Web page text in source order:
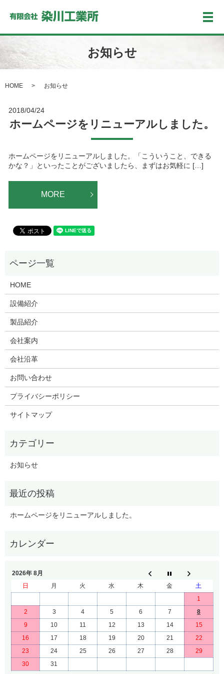
メ
お知らせ
HOME お知らせ
2018/04/24
ホームページをリニューアルしました。
ホームページをリニューアルしました。「こういうこと、できる
かな？」といったことがございましたら、まずはお気軽に […]
MORE
HOME
設備紹介
製品紹介
会社案内
会社沿革
お問い合わせ
プライバシーポリシー
サイトマップ
お知らせ
ホームページをリニューアルしました。
2026年 8月
日
月 火 水 木 金
土
1
2
3 4 5 6 7
8
9
10 11 12 13 14
15
16
17 18 19 20 21
22
23
24 25 26 27 28
29
30
31